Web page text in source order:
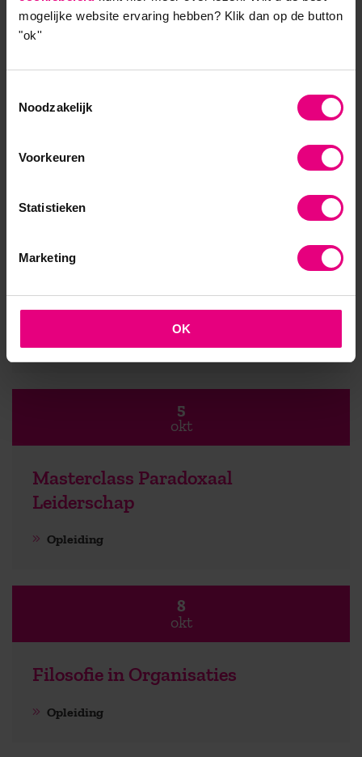
mogelijke website ervaring hebben? Klik dan op de button
"ok''
Noodzakelijk
Voorkeuren
Statistieken
Marketing
OK
Psychologie in Organisaties
5
okt
Masterclass Paradoxaal
Leiderschap
Opleiding
8
okt
Filosofie in Organisaties
Opleiding